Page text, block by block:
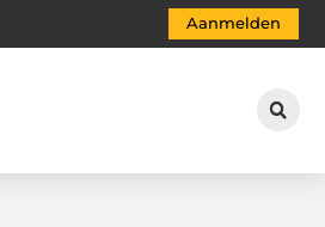
Aanmelden